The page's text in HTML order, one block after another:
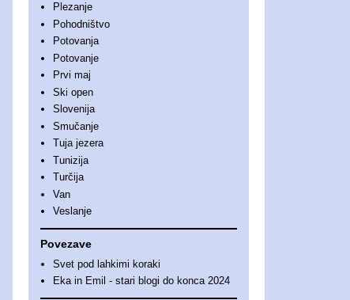
Plezanje
Pohodništvo
Potovanja
Potovanje
Prvi maj
Ski open
Slovenija
Smučanje
Tuja jezera
Tunizija
Turčija
Van
Veslanje
Povezave
Svet pod lahkimi koraki
Eka in Emil - stari blogi do konca 2024